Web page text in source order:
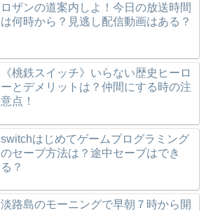
ロザンの道案内しよ！今日の放送時間
は何時から？見逃し配信動画はある？
《桃鉄スイッチ》いらない歴史ヒーロ
ーとデメリットは？仲間にする時の注
意点！
switchはじめてゲームプログラミング
のセーブ方法は？途中セーブはでき
る？
淡路島のモーニングで早朝７時から開